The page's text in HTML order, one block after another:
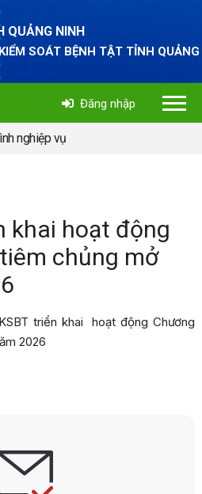
QUẢNG NINH
SOÁT BỆNH TẬT TỈNH
Đăng nhập
nghiệp vụ
khai hoạt động
chủng mở
triển khai hoạt động Chương
2026